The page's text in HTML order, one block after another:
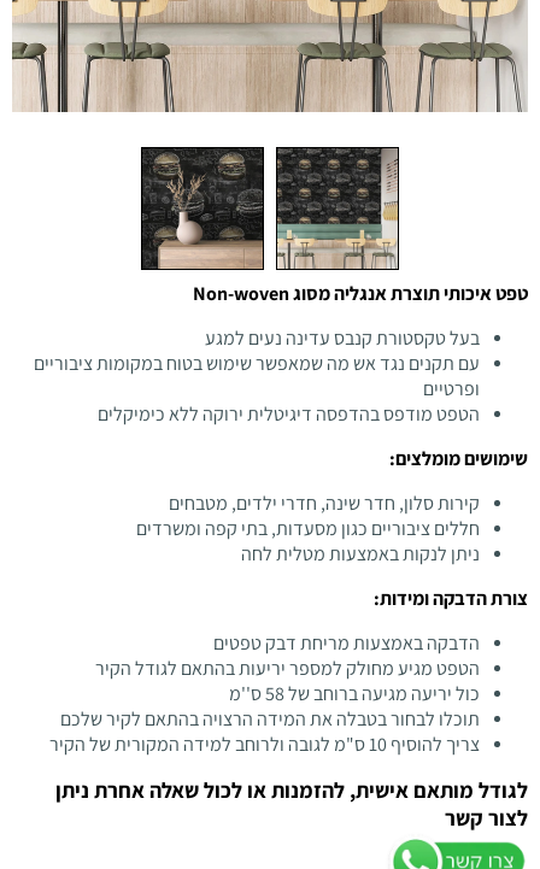
טפט איכותי תוצרת אנגליה מסוג Non-woven
בעל טקסטורת קנבס עדינה נעים למגע
עם תקנים נגד אש מה שמאפשר שימוש בטוח במקומות ציבוריים
ופרטיים
הטפט מודפס בהדפסה דיגיטלית ירוקה ללא כימיקלים
שימושים מומלצים:
קירות סלון, חדר שינה, חדרי ילדים, מטבחים
חללים ציבוריים כגון מסעדות, בתי קפה ומשרדים
ניתן לנקות באמצעות מטלית לחה
צורת הדבקה ומידות:
הדבקה באמצעות מריחת דבק טפטים
הטפט מגיע מחולק למספר יריעות בהתאם לגודל הקיר
כול יריעה מגיעה ברוחב של 58 ס''מ
תוכלו לבחור בטבלה את המידה הרצויה בהתאם לקיר שלכם
צריך להוסיף 10 ס"מ לגובה ולרוחב למידה המקורית של הקיר
לגודל מותאם אישית, להזמנות או לכול שאלה אחרת ניתן
לצור קשר